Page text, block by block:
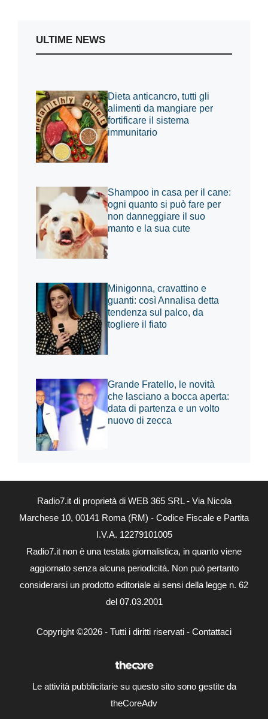
ULTIME NEWS
Dieta anticancro, tutti gli
alimenti da mangiare per
fortificare il sistema
immunitario
Shampoo in casa per il cane:
ogni quanto si può fare per
non danneggiare il suo
manto e la sua cute
Minigonna, cravattino e
guanti: così Annalisa detta
tendenza sul palco, da
togliere il fiato
Grande Fratello, le novità
che lasciano a bocca aperta:
data di partenza e un volto
nuovo di zecca
Radio7.it di proprietà di WEB 365 SRL - Via Nicola
Marchese 10, 00141 Roma (RM) - Codice Fiscale e Partita
I.V.A. 12279101005
Radio7.it non è una testata giornalistica, in quanto viene
aggiornato senza alcuna periodicità. Non può pertanto
considerarsi un prodotto editoriale ai sensi della legge n. 62
del 07.03.2001
Copyright ©2026 - Tutti i diritti riservati - Contattaci
Le attività pubblicitarie su questo sito sono gestite da
theCoreAdv